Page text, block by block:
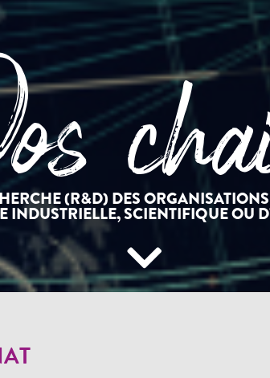
(R&D) DES
INDUSTRIELLE, SCIENTIFIQUE OU